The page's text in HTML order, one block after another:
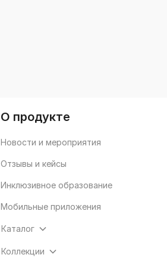
О продукте
Новости и мероприятия
Отзывы и кейсы
Инклюзивное образование
Мобильные приложения
Каталог
Коллекции